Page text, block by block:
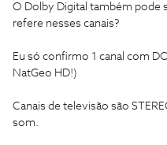
O Dolby Digital também pode
refere nesses canais?
Eu só confirmo 1 canal com
NatGeo HD!)
Canais de televisão são
som.